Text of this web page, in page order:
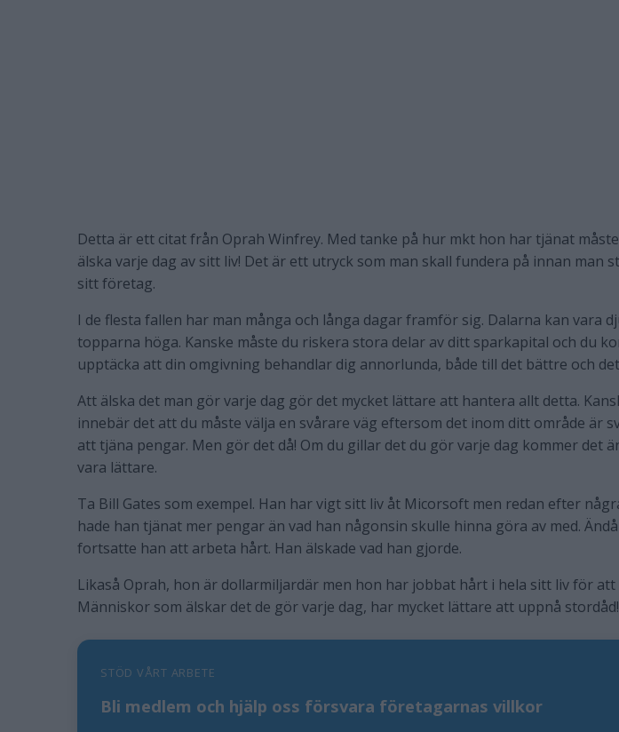
Detta är ett citat från Oprah Winfrey. Med tanke på hur mkt hon har tjänat
älska varje dag av sitt liv! Det är ett utryck som man skall fundera på innan man
sitt företag.
I de flesta fallen har man många och långa dagar framför sig. Dalarna kan vara
topparna höga. Kanske måste du riskera stora delar av ditt sparkapital och du
upptäcka att din omgivning behandlar dig annorlunda, både till det bättre och
Att älska det man gör varje dag gör det mycket lättare att hantera allt detta.
innebär det att du måste välja en svårare väg eftersom det inom ditt område är
att tjäna pengar. Men gör det då! Om du gillar det du gör varje dag kommer det
vara lättare.
Ta Bill Gates som exempel. Han har vigt sitt liv åt Micorsoft men redan efter
hade han tjänat mer pengar än vad han någonsin skulle hinna göra av med. Ändå
fortsatte han att arbeta hårt. Han älskade vad han gjorde.
Likaså Oprah, hon är dollarmiljardär men hon har jobbat hårt i hela sitt liv för att
Människor som älskar det de gör varje dag, har mycket lättare att uppnå stordåd!
STÖD VÅRT ARBETE
Bli medlem och hjälp oss försvara företagarnas villkor